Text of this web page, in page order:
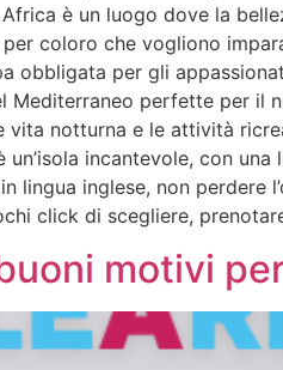
è un luogo dove la
coloro che vogliono
obbligata per gli
perfette per il
vita notturna e le attività
incantevole, con una
lingua inglese, non perdere
click di scegliere,
motivi